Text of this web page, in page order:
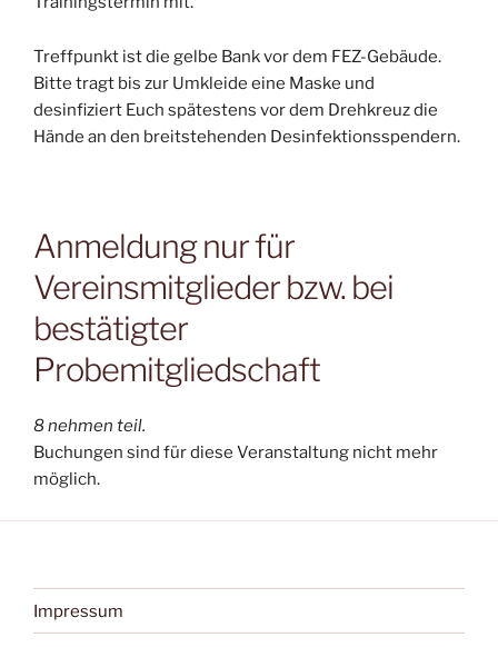
Treffpunkt ist die gelbe Bank vor dem FEZ-Gebäude.
Bitte tragt bis zur Umkleide eine Maske und
desinfiziert Euch spätestens vor dem Drehkreuz die
Hände an den breitstehenden Desinfektionsspendern.
Anmeldung nur für
Vereinsmitglieder bzw. bei
bestätigter
Probemitgliedschaft
8 nehmen teil.
Buchungen sind für diese Veranstaltung nicht mehr
möglich.
Impressum